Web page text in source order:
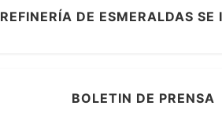
REFINERÍA DE ESMERALDAS SE
BOLETIN DE PRENSA